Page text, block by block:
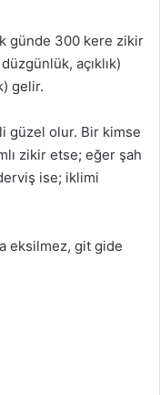
günde 300 kere zikir
açıklık)
gelir.
güzel olur. Bir kimse
zikir etse; eğer şah
ise; iklimi
eksilmez, git gide